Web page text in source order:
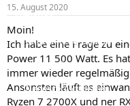
Aktuelles
Empfohlene Inhalte
Neue Beiträge
Neueste Aktivitäten
e
r
t
15. August 2020
Moin!
Ich habe eine Frage zu
Power 11 500 Watt. Es
immer wieder
Ansonsten läuft es
Ryzen 7 2700X und ner